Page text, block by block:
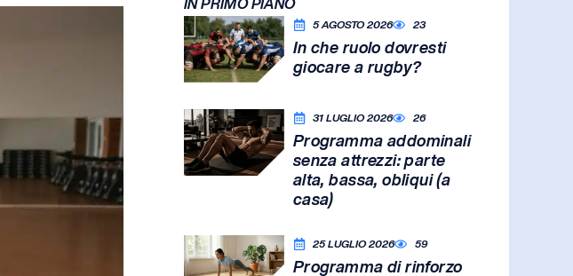
IN PRIMO PIANO
5 AGOSTO 2026 23
In che ruolo dovresti
giocare a rugby?
31 LUGLIO 2026 26
Programma addominali
senza attrezzi: parte
alta, bassa, obliqui (a
casa)
25 LUGLIO 2026 59
Programma di rinforzo